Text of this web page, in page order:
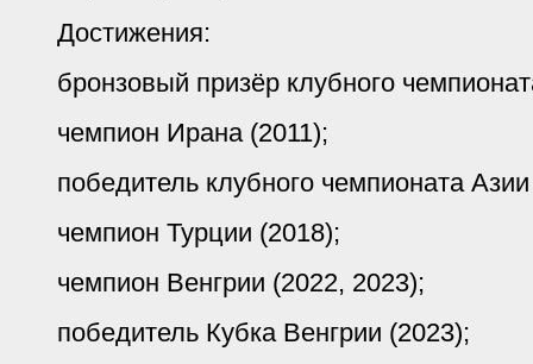
Достижения:
бронзовый призёр клубного
чемпион Ирана (2011);
победитель клубного чемпионата
чемпион Турции (2018);
чемпион Венгрии (2022, 2023);
победитель Кубка Венгрии (2023);